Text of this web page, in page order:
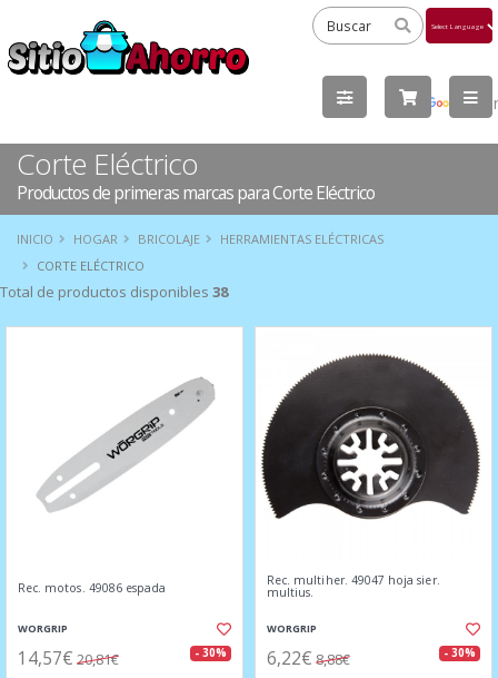
by
Corte Eléctrico
Productos de primeras marcas para Corte Eléctrico
INICIO HOGAR BRICOLAJE
HERRAMIENTAS ELÉCTRICAS
CORTE ELÉCTRICO
Total de productos disponibles 38
Rec. motos. 49086 espada
WORGRIP
14,57€ 20,81€ - 30%
Rec. multiher. 49047 hoja sier.
multius.
WORGRIP
6,22€ 8,88€ - 30%